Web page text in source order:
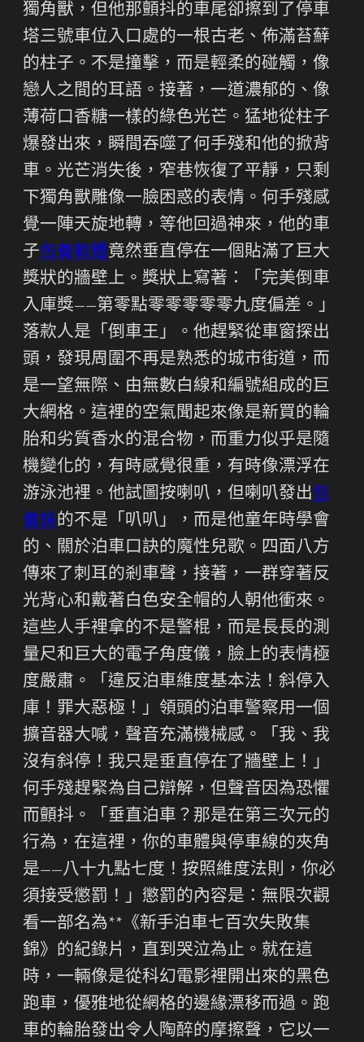
獨角獸，但他那顫抖的車尾卻擦到了停車
塔三號車位入口處的一根古老、佈滿苔蘚
的柱子。不是撞擊，而是輕柔的碰觸，像
戀人之間的耳語。接著，一道濃郁的、像
薄荷口香糖一樣的綠色光芒。猛地從柱子
爆發出來，瞬間吞噬了何手殘和他的掀背
車。光芒消失後，窄巷恢復了平靜，只剩
下獨角獸雕像一臉困惑的表情。何手殘感
覺一陣天旋地轉，等他回過神來，他的車
子包養軟體竟然垂直停在一個貼滿了巨大
獎狀的牆壁上。獎狀上寫著：「完美倒車
入庫獎——第零點零零零零零九度偏差。」
落款人是「倒車王」。他趕緊從車窗探出
頭，發現周圍不再是熟悉的城市街道，而
是一望無際、由無數白線和編號組成的巨
大網格。這裡的空氣聞起來像是新買的輪
胎和劣質香水的混合物，而重力似乎是隨
機變化的，有時感覺很重，有時像漂浮在
游泳池裡。他試圖按喇叭，但喇叭發出包
養妹的不是「叭叭」，而是他童年時學會
的、關於泊車口訣的魔性兒歌。四面八方
傳來了刺耳的剎車聲，接著，一群穿著反
光背心和戴著白色安全帽的人朝他衝來。
這些人手裡拿的不是警棍，而是長長的測
量尺和巨大的電子角度儀，臉上的表情極
度嚴肅。「違反泊車維度基本法！斜停入
庫！罪大惡極！」領頭的泊車警察用一個
擴音器大喊，聲音充滿機械感。「我、我
沒有斜停！我只是垂直停在了牆壁上！」
何手殘趕緊為自己辯解，但聲音因為恐懼
而顫抖。「垂直泊車？那是在第三次元的
行為，在這裡，你的車體與停車線的夾角
是——八十九點七度！按照維度法則，你必
須接受懲罰！」懲罰的內容是：無限次觀
看一部名為**《新手泊車七百次失敗集
錦》的紀錄片，直到哭泣為止。就在這
時，一輛像是從科幻電影裡開出來的黑色
跑車，優雅地從網格的邊緣漂移而過。跑
車的輪胎發出令人陶醉的摩擦聲，它以一